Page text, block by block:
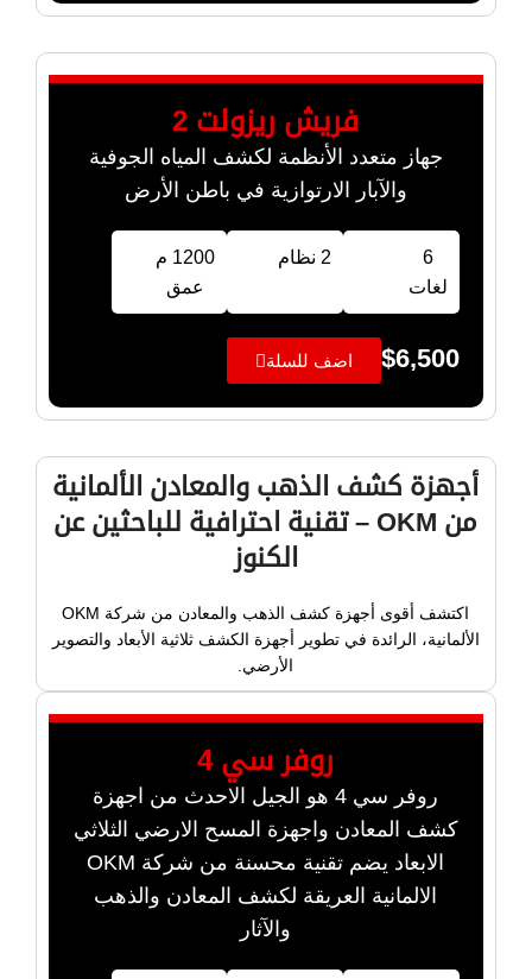
فريش ريزولت 2
جهاز متعدد الأنظمة لكشف المياه الجوفية
والآبار الارتوازية في باطن الأرض
6
لغات
2 نظام
1200 م
عمق
$6,500 اضف للسلة
أجهزة كشف الذهب والمعادن الألمانية
من OKM – تقنية احترافية للباحثين عن
الكنوز
اكتشف أقوى أجهزة كشف الذهب والمعادن من شركة OKM
الألمانية، الرائدة في تطوير أجهزة الكشف ثلاثية الأبعاد والتصوير
الأرضي.
روفر سي 4
روفر سي 4 هو الجيل الاحدث من اجهزة
كشف المعادن واجهزة المسح الارضي الثلاثي
الابعاد يضم تقنية محسنة من شركة OKM
الالمانية العريقة لكشف المعادن والذهب
والآثار